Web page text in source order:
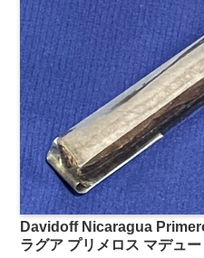
Davidoff Nicaragua
ラグア プリメロス マデュー